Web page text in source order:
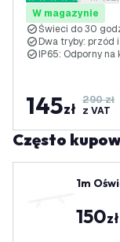
W magazynie
Świeci do 30
Dwa tryby: przód i
IP65: Odporny
145zł 290 zł
z VAT
Często
1m
150zł